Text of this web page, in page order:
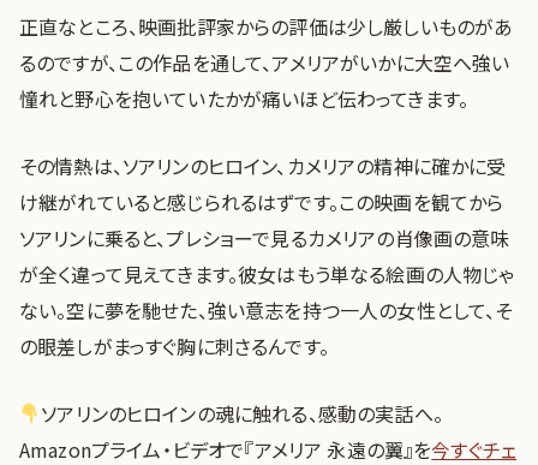
正直なところ、映画批評家からの評価は少し厳しいものがあ
るのですが、この作品を通して、アメリアがいかに大空へ強い
憧れと野心を抱いていたかが痛いほど伝わってきます。
その情熱は、ソアリンのヒロイン、カメリアの精神に確かに受
け継がれていると感じられるはずです。この映画を観てから
ソアリンに乗ると、プレショーで見るカメリアの肖像画の意味
が全く違って見えてきます。彼女はもう単なる絵画の人物じゃ
ない。空に夢を馳せた、強い意志を持つ一人の女性として、そ
の眼差しがまっすぐ胸に刺さるんです。
ソアリンのヒロインの魂に触れる、感動の実話へ。
Amazonプライム・ビデオで『アメリア 永遠の翼』を今すぐチェ